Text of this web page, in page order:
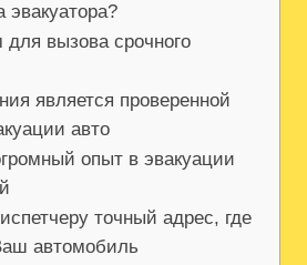
эвакуатора?
для вызова срочного
является проверенной
авто
опыт в эвакуации
точный адрес, где
автомобиль